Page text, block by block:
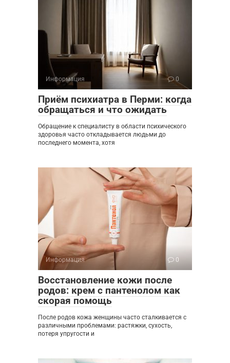
Информация 0
Приём психиатра в Перми: когда
обращаться и что ожидать
Обращение к специалисту в области психического
здоровья часто откладывается людьми до
последнего момента, хотя
Информация 0
Восстановление кожи после
родов: крем с пантенолом как
скорая помощь
После родов кожа женщины часто сталкивается с
различными проблемами: растяжки, сухость,
потеря упругости и